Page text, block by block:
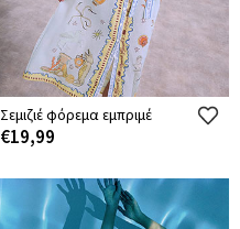
Σεμιζιέ φόρεμα εμπριμέ
€19,99